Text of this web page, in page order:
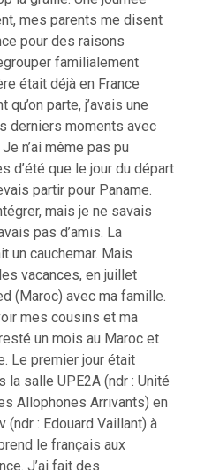
mes parents me disent
pour des raisons
familialement
était déjà en France
parte, j’avais une
derniers moments avec
n’ai même pas pu
d’été que le jour du départ
partir pour Paname.
mais je ne savais
pas d’amis. La
un cauchemar. Mais
vacances, en juillet
(Maroc) avec ma famille.
mes cousins et ma
un mois au Maroc et
Le premier jour était
la salle UPE2A (ndr : Unité
Allophones Arrivants) en
: Edouard Vaillant) à
le français aux
J’ai fait des